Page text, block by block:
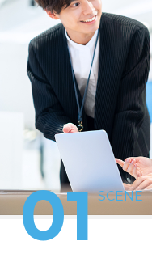
01 SCENE